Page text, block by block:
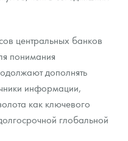
центральных банков
понимания
дополнять
информации,
как ключевого
глобальной